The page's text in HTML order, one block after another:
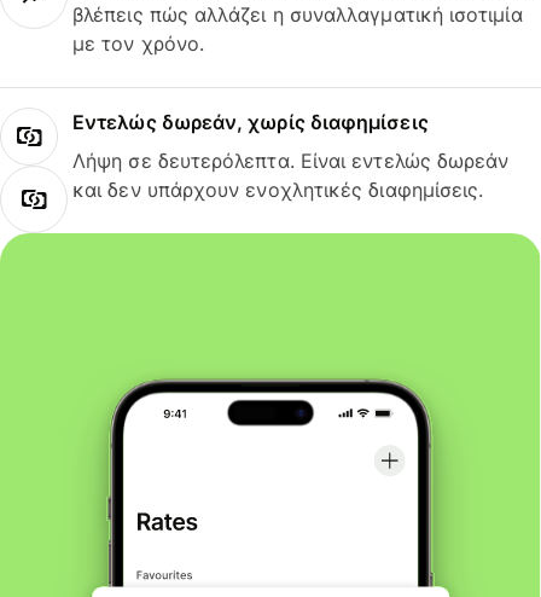
βλέπεις πώς αλλάζει η συναλλαγματική ισοτιμία
με τον χρόνο.
Εντελώς δωρεάν, χωρίς διαφημίσεις
Λήψη σε δευτερόλεπτα. Είναι εντελώς δωρεάν
και δεν υπάρχουν ενοχλητικές διαφημίσεις.